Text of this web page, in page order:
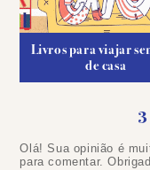
Livros para viajar
de casa
Olá! Sua opinião é
para comentar.